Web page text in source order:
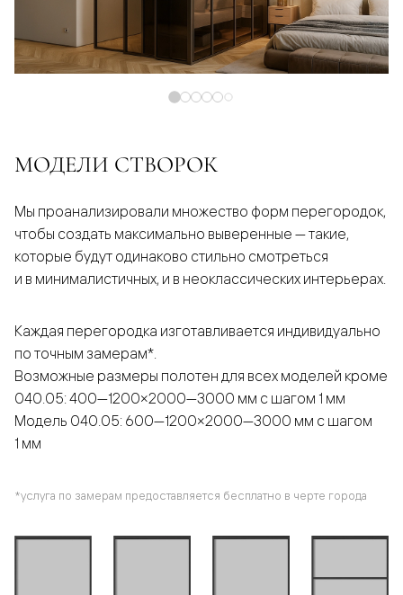
МОДЕЛИ СТВОРОК
Мы проанализировали множество форм перегородок,
чтобы создать максимально выверенные — такие,
которые будут одинаково стильно смотреться
и в минималистичных, и в неоклассических интерьерах.
Каждая перегородка изготавливается индивидуально
по точным замерам*.
Возможные размеры полотен для всех моделей кроме
040.05: 400—1200×2000—3000 мм с шагом 1 мм
Модель 040.05: 600—1200×2000—3000 мм с шагом
1 мм
*услуга по замерам предоставляется бесплатно в черте города